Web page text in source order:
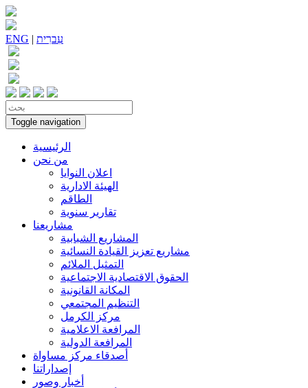
ENG | עִברִית
Toggle navigation
الرئيسية
من نحن
اعلان النوايا
الهيئة الادارية
الطاقم
تقارير سنوية
مشاريعنا
المشاريع الشبابية
مشاريع تعزيز القيادة النسائية
التمثيل الملائم
الحقوق الاقتصادية الاجتماعية
المكانة القانونية
التنظيم المجتمعي
مركز الكرمل
المرافعة الاعلامية
المرافعة الدولية
أصدقاء مركز مساواة
إصداراتنا
أخبار وصور